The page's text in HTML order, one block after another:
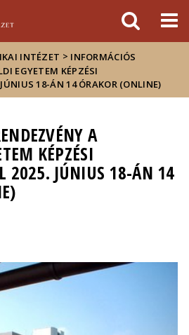
INTÉZET > INFORMÁCIÓS
EGYETEM KÉPZÉSI
18-ÁN 14 ÓRAKOR (ONLINE)
A
KÉPZÉSI
2025. JÚNIUS 18-ÁN 14